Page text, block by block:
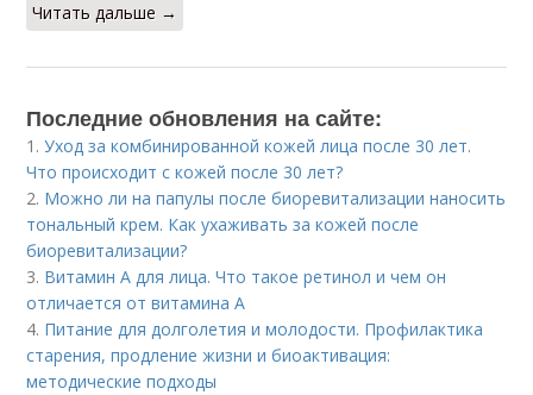
Читать дальше →
Последние обновления на сайте:
1.Уход за комбинированной кожей лица после 30 лет.
Что происходит с кожей после 30 лет?
2. Можно ли на папулы после биоревитализации наносить
тональный крем. Как ухаживать за кожей после
биоревитализации?
3. Витамин A для лица. Что такое ретинол и чем он
отличается от витамина А
4. Питание для долголетия и молодости. Профилактика
старения, продление жизни и биоактивация:
методические подходы